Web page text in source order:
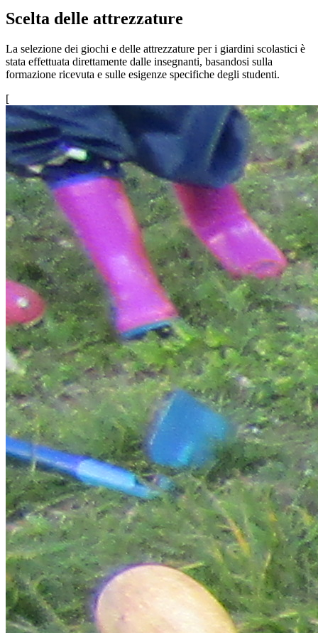
Scelta delle attrezzature
La selezione dei giochi e delle attrezzature per i giardini scolastici è
stata effettuata direttamente dalle insegnanti, basandosi sulla
formazione ricevuta e sulle esigenze specifiche degli studenti.
[